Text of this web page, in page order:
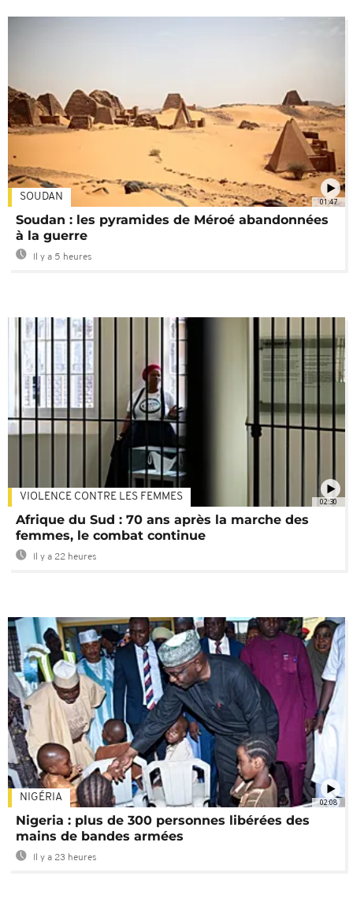
01:47
SOUDAN
Soudan : les pyramides de Méroé abandonnées
à la guerre
Il y a 5 heures
02:30
VIOLENCE CONTRE LES FEMMES
Afrique du Sud : 70 ans après la marche des
femmes, le combat continue
Il y a 22 heures
02:08
NIGÉRIA
Nigeria : plus de 300 personnes libérées des
mains de bandes armées
Il y a 23 heures